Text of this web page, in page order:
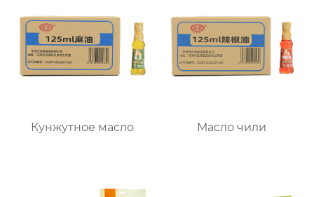
Кунжутное масло Масло чили